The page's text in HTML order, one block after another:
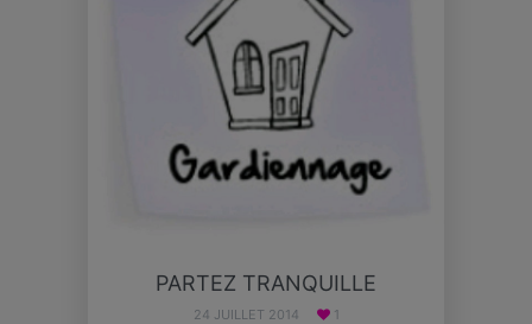
PARTEZ TRANQUILLE
24 JUILLET 2014 1